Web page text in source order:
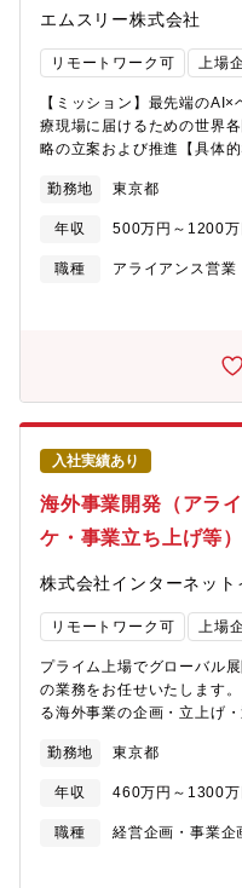
値創出を通じて、M3の売上
ドクターベネフィットグルー
エムスリー株式会社
リモートワーク可 上場
【ミッション】最先端の
療現場に届けるための世界
略の立案および推進【具体
の立案やスキームにおける
画策定 / 販売推進■ビジネス
築、営業戦略の立案および
し、事業運営に携わってい
進する機会が多数あります
ます（一般的なベンチャー
す）。【所属部署】AIラボ
業で、世界的に開発競争が
AIプラットフォームを、い
としています。現在、10名
決する最先端AI医療機器を
ています。【事業概要】高
において、診断精度の向上
あり、医療AIの活用が不可
行初期には、Alibaba社と共
を、わずか80日間で承認取
のAI製品における最速記録
療機関で利用できるAIプラ
により、高品質なAI技術を
るなど、AI技術を活用した
【ビジネスモデル】1.医療
携し、医療現場の課題をAI
渉してAI製品を調達し、プ
SaaSサービスとして販売
勤務地 東京都
年収 500万円～1200万
職種
アライアンス営業
入社実績あり
海外事業開発（アラ
ケ・事業立ち上げ等）
株式会社インターネッ
リモートワーク可 上場
プライム上場でグローバル
の業務をお任せいたします
る海外事業の企画・立上げ
ス開拓・強化業務等を担う
供するネットワーク、デー
いったサービスを主軸とし
ビスプロバイダーへのセー
に渡ります。 語学力を活
勤務地 東京都
年収 460万円～1300万
職種
経営企画・事業企